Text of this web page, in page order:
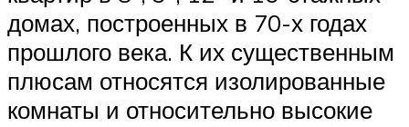
домах, построенных в 70-х годах
прошлого века. К их существенным
плюсам относятся изолированные
комнаты и относительно высокие